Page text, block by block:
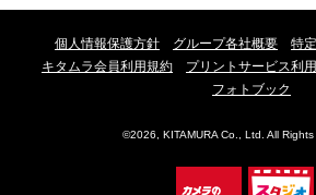
個人情報保護方針 グループ各社概要
特
キタムラ会員利用規約
プリントサービス利
フォトブック
©2026, KITAMURA Co., Ltd. All Rights